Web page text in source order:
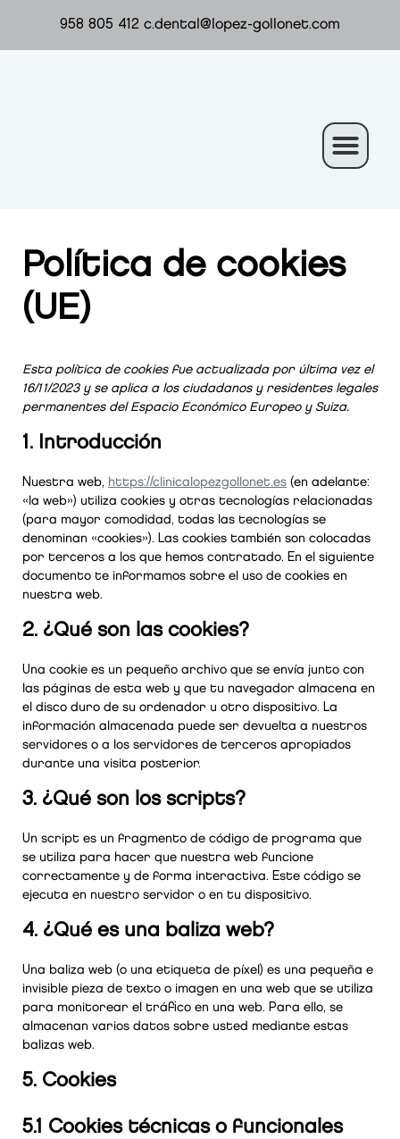
958 805 412 c.dental@lopez-gollonet.com
Política de cookies
(UE)
Esta política de cookies fue actualizada por última vez el
16/11/2023 y se aplica a los ciudadanos y residentes legales
permanentes del Espacio Económico Europeo y Suiza.
1. Introducción
Nuestra web, https://clinicalopezgollonet.es (en adelante:
«la web») utiliza cookies y otras tecnologías relacionadas
(para mayor comodidad, todas las tecnologías se
denominan «cookies»). Las cookies también son colocadas
por terceros a los que hemos contratado. En el siguiente
documento te informamos sobre el uso de cookies en
nuestra web.
2. ¿Qué son las cookies?
Una cookie es un pequeño archivo que se envía junto con
las páginas de esta web y que tu navegador almacena en
el disco duro de su ordenador u otro dispositivo. La
información almacenada puede ser devuelta a nuestros
servidores o a los servidores de terceros apropiados
durante una visita posterior.
3. ¿Qué son los scripts?
Un script es un fragmento de código de programa que
se utiliza para hacer que nuestra web funcione
correctamente y de forma interactiva. Este código se
ejecuta en nuestro servidor o en tu dispositivo.
4. ¿Qué es una baliza web?
Una baliza web (o una etiqueta de píxel) es una pequeña e
invisible pieza de texto o imagen en una web que se utiliza
para monitorear el tráfico en una web. Para ello, se
almacenan varios datos sobre usted mediante estas
balizas web.
5. Cookies
5.1 Cookies técnicas o funcionales